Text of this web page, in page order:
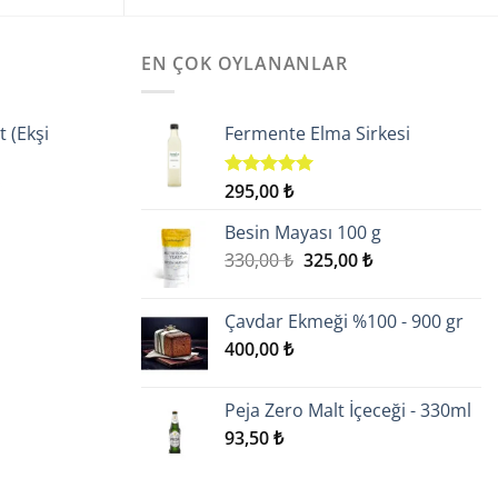
(Ekşi
EN ÇOK OYLANANLAR
Fermente Elma Sirkesi
5 üzerinden
aldı
295,00₺
Besin Mayası 100 g
330,00₺ Orijinal
325,00₺Şu
325,00 ₺.
Çavdar Ekmeği %100 - 900 gr
400,00₺
Peja Zero Malt İçeceği - 330ml
93,50₺